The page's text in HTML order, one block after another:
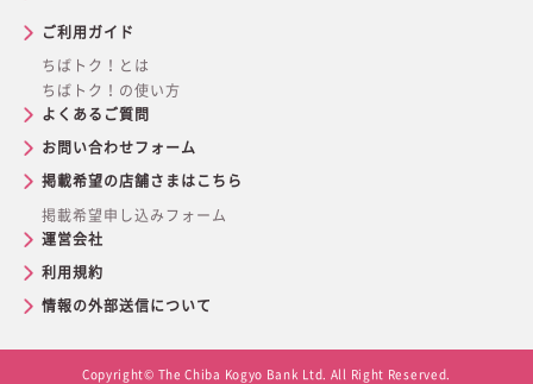
ご利用ガイド
ちばトク！とは
ちばトク！の使い方
よくあるご質問
お問い合わせフォーム
掲載希望の店舗さまはこちら
掲載希望申し込みフォーム
運営会社
利用規約
情報の外部送信について
Copyright© The Chiba Kogyo Bank Ltd. All Right Reserved.